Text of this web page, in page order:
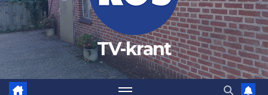
TV-krant